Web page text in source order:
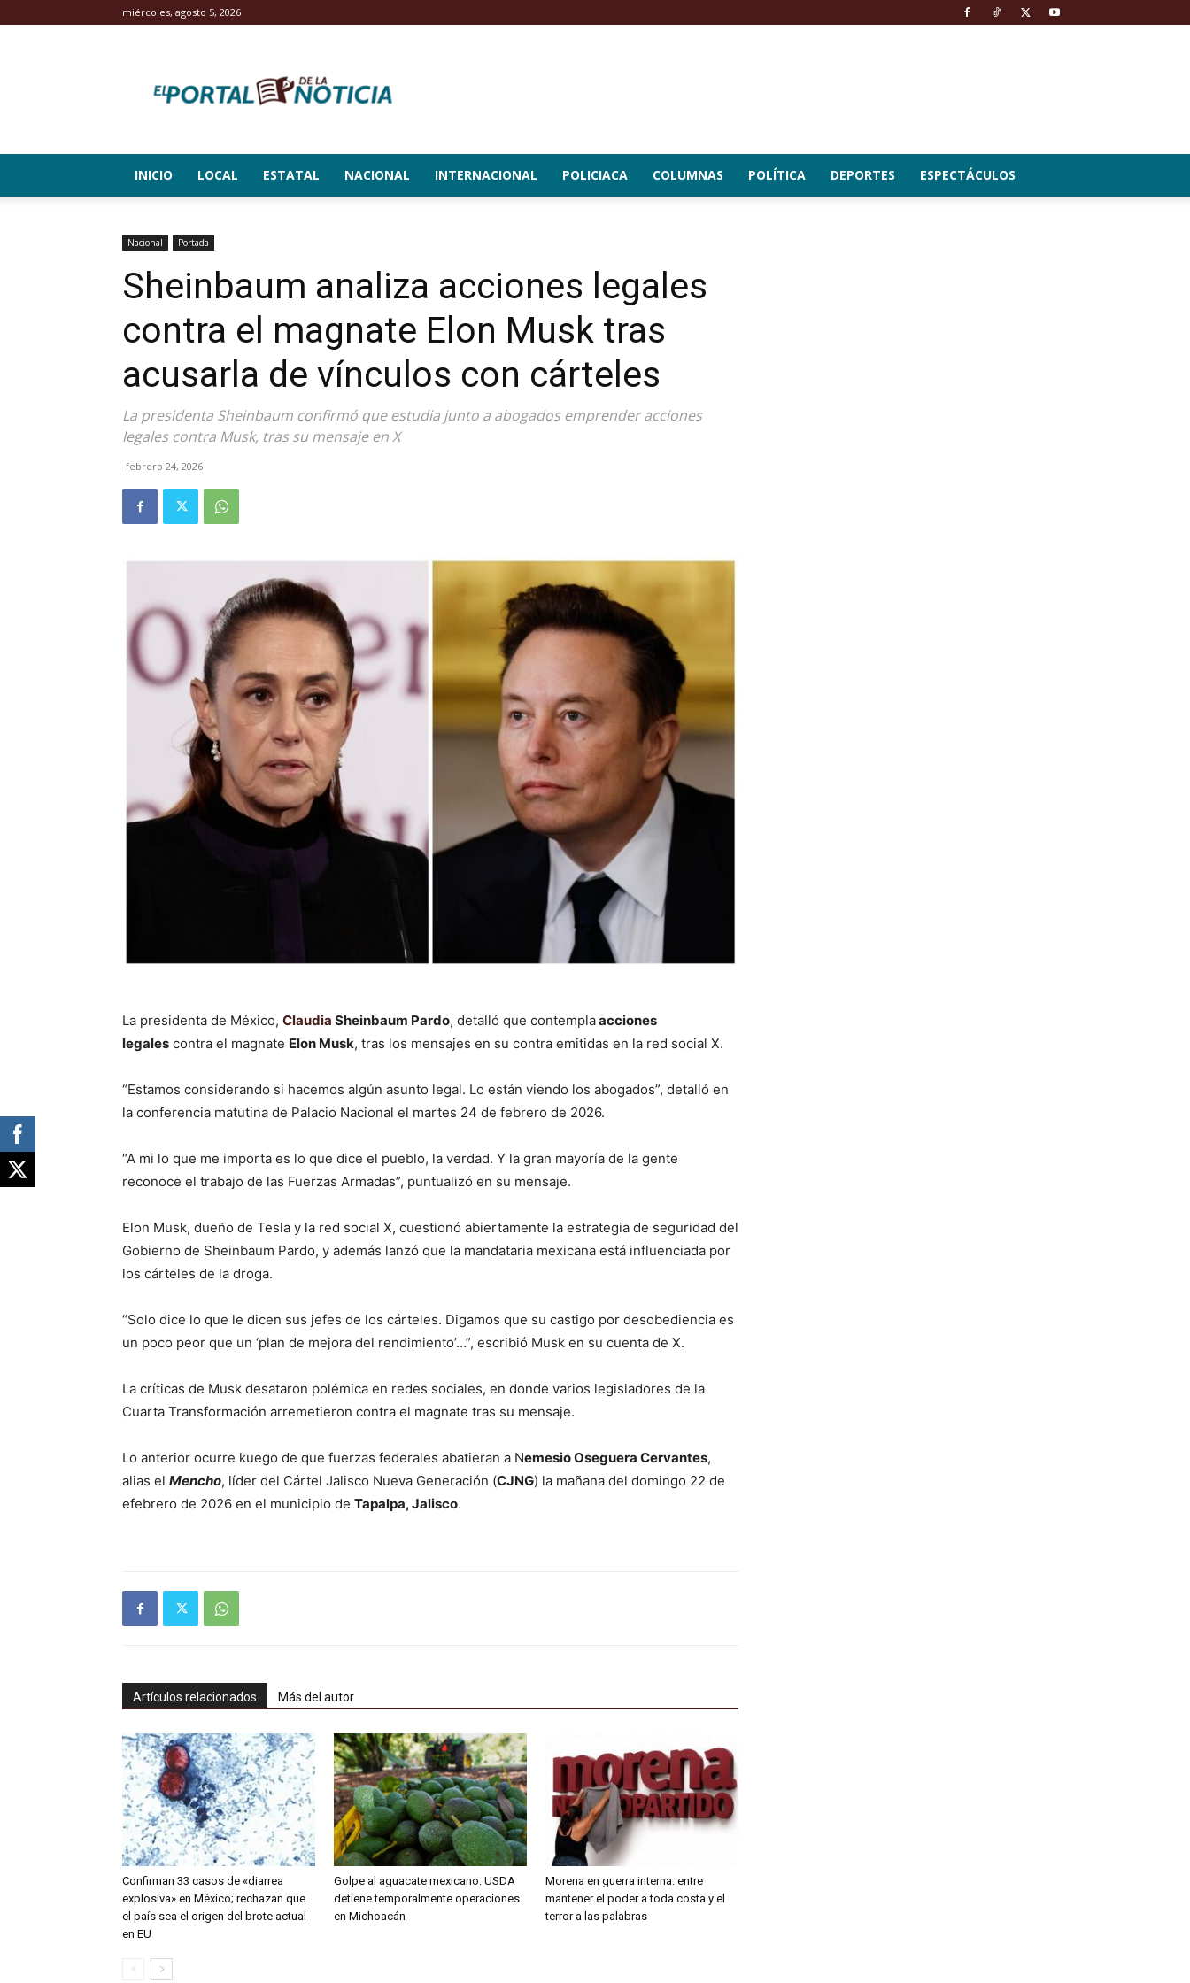
miércoles, agosto 5, 2026
Portal
de
INICIO LOCAL ESTATAL NACIONAL INTERNACIONAL POLICIACA COLUMNAS POLÍTICA DEPORTES ESPECTÁCULOS
Nacional Portada
Sheinbaum analiza acciones legales
contra el magnate Elon Musk tras
acusarla de vínculos con cárteles
La presidenta Sheinbaum confirmó que estudia junto a abogados emprender acciones
legales contra Musk, tras su mensaje en X
febrero 24, 2026
La presidenta de México, Claudia Sheinbaum Pardo, detalló que contemplaacciones
legales contra el magnate Elon Musk, tras los mensajes en su contra emitidas en la red social X.
“Estamos considerando si hacemos algún asunto legal. Lo están viendo los abogados”, detalló en
la conferencia matutina de Palacio Nacional el martes 24 de febrero de 2026.
“A mi lo que me importa es lo que dice el pueblo, la verdad. Y la gran mayoría de la gente
reconoce el trabajo de las Fuerzas Armadas”, puntualizó en su mensaje.
Elon Musk, dueño de Tesla y la red social X, cuestionó abiertamente la estrategia de seguridad del
Gobierno de Sheinbaum Pardo, y además lanzó que la mandataria mexicana está influenciada por
los cárteles de la droga.
“Solo dice lo que le dicen sus jefes de los cárteles. Digamos que su castigo por desobediencia es
un poco peor que un ‘plan de mejora del rendimiento’…”, escribió Musk en su cuenta de X.
La críticas de Musk desataron polémica en redes sociales, en donde varios legisladores de la
Cuarta Transformación arremetieron contra el magnate tras su mensaje.
Lo anterior ocurre kuego de que fuerzas federales abatieran a Nemesio Oseguera Cervantes,
alias el Mencho, líder del Cártel Jalisco Nueva Generación (CJNG) la mañana del domingo 22 de
efebrero de 2026 en el municipio de Tapalpa, Jalisco.
Artículos relacionados Más del autor
Confirman 33 casos de «diarrea
explosiva» en México; rechazan que
el país sea el origen del brote actual
en EU
Golpe al aguacate mexicano: USDA
detiene temporalmente operaciones
en Michoacán
Morena en guerra interna: entre
mantener el poder a toda costa y el
terror a las palabras